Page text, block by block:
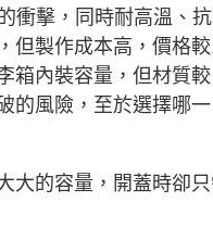
衝擊，同時耐高溫、
但製作成本高，價格
箱內裝容量，但材質較
的風險，至於選擇哪一
大的容量，開蓋時卻